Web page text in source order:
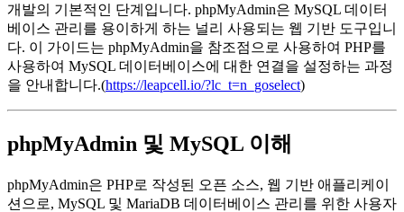
개발의 기본적인 단계입니다. phpMyAdmin은 MySQL 데이터
베이스 관리를 용이하게 하는 널리 사용되는 웹 기반 도구입니
다. 이 가이드는 phpMyAdmin을 참조점으로 사용하여 PHP를
사용하여 MySQL 데이터베이스에 대한 연결을 설정하는 과정
을 안내합니다.(https://leapcell.io/?lc_t=n_goselect)
phpMyAdmin 및 MySQL 이해
phpMyAdmin은 PHP로 작성된 오픈 소스, 웹 기반 애플리케이
션으로, MySQL 및 MariaDB 데이터베이스 관리를 위한 사용자